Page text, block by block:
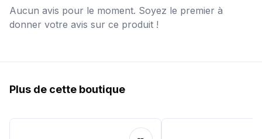
Aucun avis pour le moment. Soyez le premier à
donner votre avis sur ce produit !
Plus de cette boutique